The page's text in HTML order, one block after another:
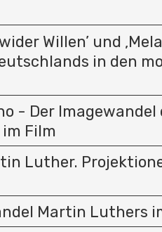
Willen’ und
in den
- Der Imagewandel
Film
Luther.
Martin Luthers